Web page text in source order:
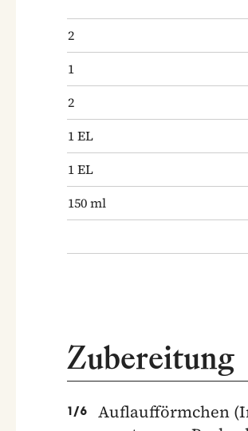
2
1
2
1EL
1EL
150ml
Zubereitung
1/6
Auflaufförmchen